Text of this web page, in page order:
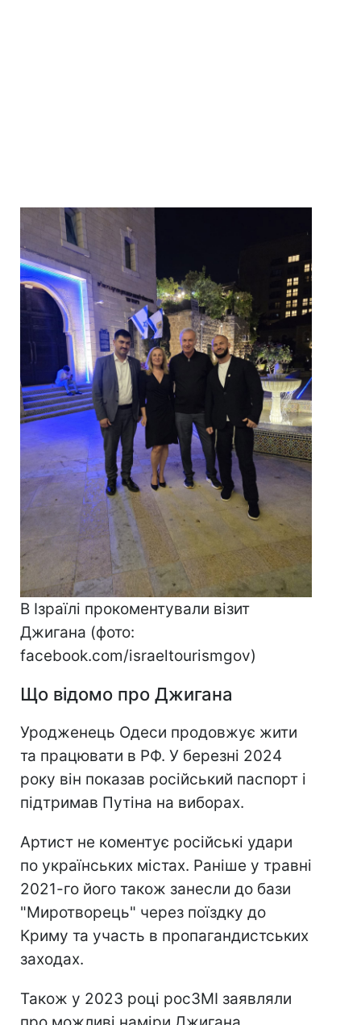
В Ізраїлі прокоментували візит
Джигана (фото:
facebook.com/israeltourismgov)
Що відомо про Джигана
Уродженець Одеси продовжує жити
та працювати в РФ. У березні 2024
року він показав російський паспорт і
підтримав Путіна на виборах.
Артист не коментує російські удари
по українських містах. Раніше у травні
2021-го його також занесли до бази
"Миротворець" через поїздку до
Криму та участь в пропагандистських
заходах.
Також у 2023 році росЗМІ заявляли